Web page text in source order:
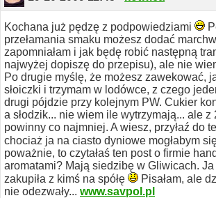
Kochana już pędzę z podpowiedziami
przełamania smaku możesz dodać
zapomniałam i jak będę robić następną
najwyżej dopiszę do przepisu), ale nie
Po drugie myślę, że możesz zawekować,
słoiczki i trzymam w lodówce, z czego
drugi pójdzie przy kolejnym PW. Cukier
a słodzik... nie wiem ile wytrzymają... ale z
powinny co najmniej. A wiesz, przyłaź do
chociaż ja na ciasto dyniowe mogłabym
poważnie, to czytałaś ten post o firmie
aromatami? Mają siedzibę w Gliwicach.
zakupiła z kimś na spółę
Pisałam, ale
nie odezwały... www.savpol.pl